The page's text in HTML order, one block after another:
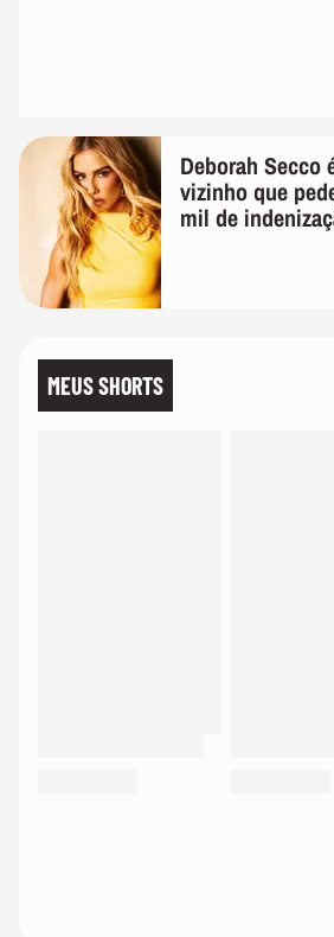
Deborah Secco
vizinho que
mil de
MEUS SHORTS